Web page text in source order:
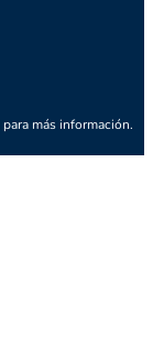
para más información.